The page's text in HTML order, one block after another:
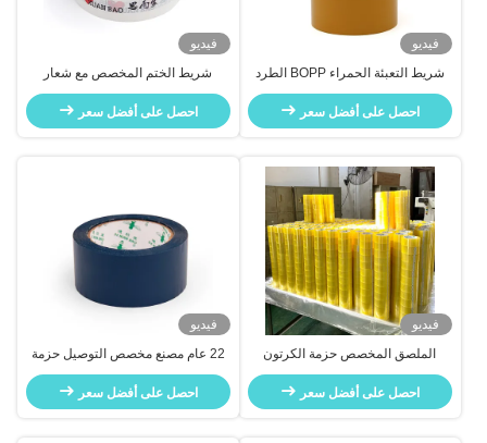
فيديو
شريط التعبئة الحمراء BOPP الطرد
المخصصة الملصق الحزمة الكرتونية
شريط الختم
احصل على أفضل سعر
فيديو
شريط الختم المخصص مع شعار
العلامة التجارية
احصل على أفضل سعر
فيديو
الملصق المخصص حزمة الكرتون
شريط الختم الملصق القوي
احصل على أفضل سعر
فيديو
22 عام مصنع مخصص التوصيل حزمة
الكرتون شريط الختم
احصل على أفضل سعر